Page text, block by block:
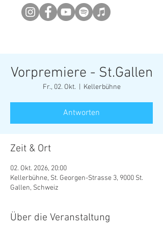
Vorpremiere - St.Gallen
Fr., 02. Okt. Kellerbühne
Antworten
Zeit & Ort
02. Okt. 2026, 20:00
Kellerbühne, St. Georgen-Strasse 3, 9000 St.
Gallen, Schweiz
Über die Veranstaltung